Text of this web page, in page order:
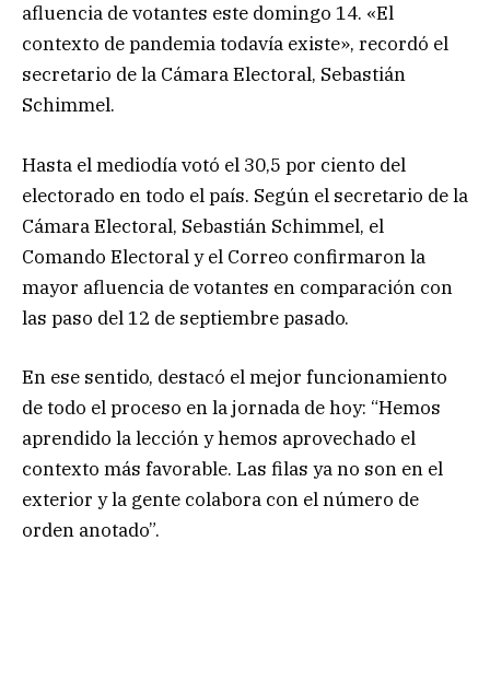
afluencia de votantes este domingo 14. «El
contexto de pandemia todavía existe», recordó el
secretario de la Cámara Electoral, Sebastián
Schimmel.
Hasta el mediodía votó el 30,5 por ciento del
electorado en todo el país. Según el secretario de la
Cámara Electoral, Sebastián Schimmel, el
Comando Electoral y el Correo confirmaron la
mayor afluencia de votantes en comparación con
las paso del 12 de septiembre pasado.
En ese sentido, destacó el mejor funcionamiento
de todo el proceso en la jornada de hoy: “Hemos
aprendido la lección y hemos aprovechado el
contexto más favorable. Las filas ya no son en el
exterior y la gente colabora con el número de
orden anotado”.